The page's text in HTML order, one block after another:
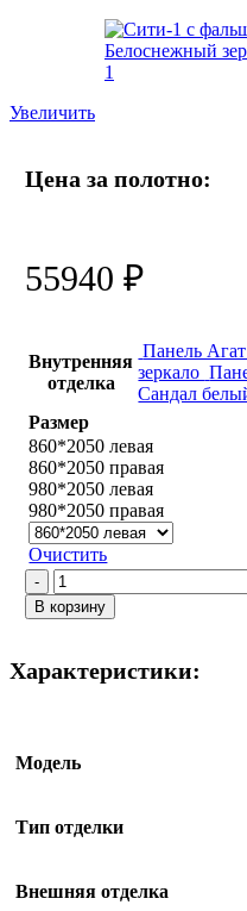
Увеличить
Цена за полотно:
55940₽
Внутренняя
отделка
Панель Агат
зеркало
Сандал
Размер
860*2050 левая
860*2050 правая
980*2050 левая
980*2050 правая
Очистить
Количество
товара
Сити-1
фальш-
фрамугой
В корзину
Характеристики:
Модель
Тип отделки
Внешняя отделка